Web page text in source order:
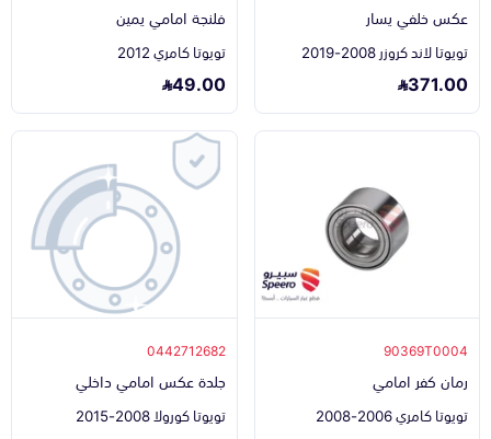
عكس خلفي يسار
تويوتا لاند كروزر 2008-2019
371.00
فلنجة امامي يمين
تويوتا كامري 2012
49.00
90369T0004
رمان كفر امامي
تويوتا كامري 2006-2008
0442712682
جلدة عكس امامي داخلي
تويوتا كورولا 2008-2015